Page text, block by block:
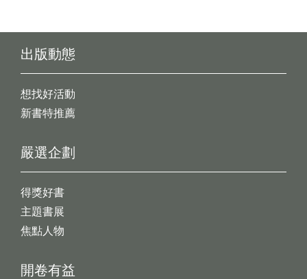
出版動態
想找好活動
新書特推薦
開卷有益
嚴選企劃
得獎好書
主題書展
焦點人物